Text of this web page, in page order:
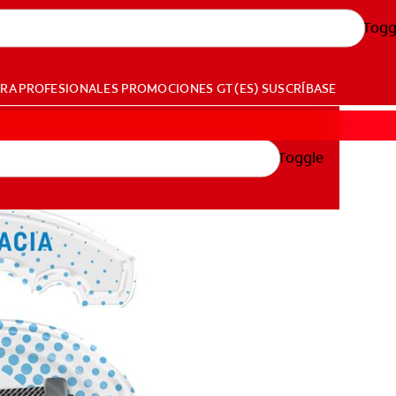
PROFESIONALES PROMOCIONES GT (ES) SUSCRÍBASE
Toggle